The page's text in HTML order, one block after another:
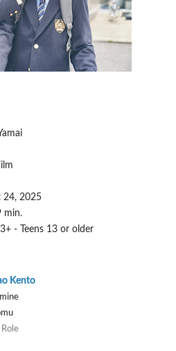
24, 2025
min.
- Teens 13 or older
Kento
Role